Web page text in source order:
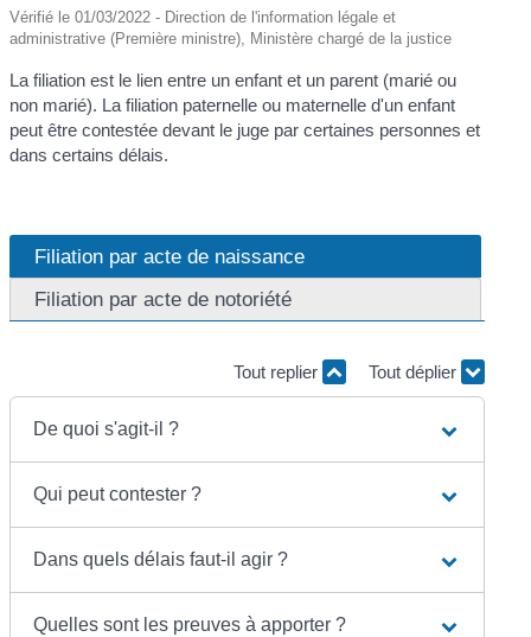
Vérifié le 01/03/2022 - Direction de l'information légale et
administrative (Première ministre), Ministère chargé de la justice
La filiation est le lien entre un enfant et un parent (marié ou
non marié). La filiation paternelle ou maternelle d'un enfant
peut être contestée devant le juge par certaines personnes et
dans certains délais.
Filiation par acte de naissance
Filiation par acte de notoriété
Tout replier Tout déplier
De quoi s'agit-il ?
Qui peut contester ?
Dans quels délais faut-il agir ?
Quelles sont les preuves à apporter ?